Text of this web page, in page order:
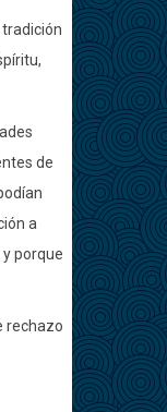
de
a
porque
rechazo